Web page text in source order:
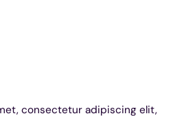
consectetur adipiscing elit,